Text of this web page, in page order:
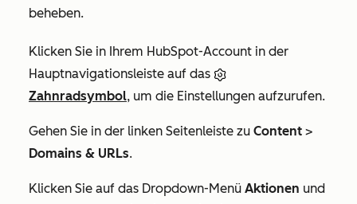
beheben.
Klicken Sie in Ihrem HubSpot-Account in der
Hauptnavigationsleiste auf das
Zahnradsymbol, um die Einstellungen aufzurufen.
Gehen Sie in der linken Seitenleiste zu Content >
Domains & URLs.
Klicken Sie auf das Dropdown-Menü Aktionen und